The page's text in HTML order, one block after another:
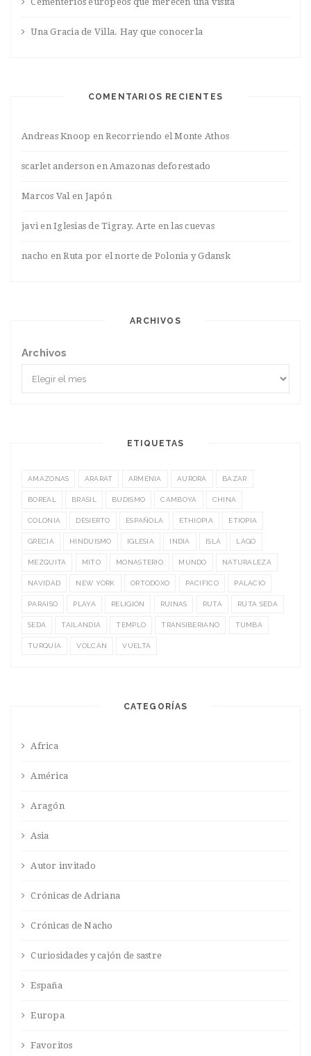
Una Gracia de Villa. Hay que conocerla
COMENTARIOS RECIENTES
Andreas Knoop enRecorriendo el Monte Athos
scarlet anderson enAmazonas deforestado
Marcos Valen Japón
javienIglesias de Tigray. Arte en las cuevas
nacho enRuta por el norte de Polonia y Gdansk
ARCHIVOS
Archivos
ETIQUETAS
AMAZONAS ARARAT ARMENIA AURORA BAZAR
BOREAL BRASIL BUDISMO CAMBOYA CHINA
COLONIA DESIERTO ESPAÑOLA ETHIOPIA ETIOPIA
GRECIA HINDUISMO IGLESIA INDIA ISLA LAGO
MEZQUITA MITO MONASTERIO MUNDO NATURALEZA
NAVIDAD NEW YORK ORTODOXO PACIFICO PALACIO
PARAISO PLAYA RELIGIÓN RUINAS RUTA RUTA SEDA
SEDA TAILANDIA TEMPLO TRANSIBERIANO TUMBA
TURQUÍA VOLCÁN VUELTA
CATEGORÍAS
Africa
América
Aragón
Asia
Autor invitado
Crónicas de Adriana
Crónicas de Nacho
Curiosidades y cajón de sastre
España
Europa
Favoritos